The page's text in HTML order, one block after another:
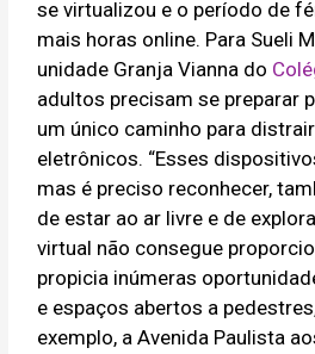
se virtualizou e o período de
mais horas online. Para Sueli
unidade Granja Vianna do
adultos precisam se preparar
um único caminho para
eletrônicos. “Esses
mas é preciso reconhecer,
de estar ao ar livre e de
virtual não consegue
propicia inúmeras
e espaços abertos a
exemplo, a Avenida Paulista